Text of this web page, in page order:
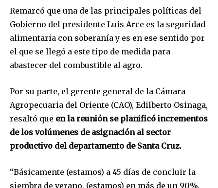
Remarcó que una de las principales políticas del
Gobierno del presidente Luis Arce es la seguridad
alimentaria con soberanía y es en ese sentido por
el que se llegó a este tipo de medida para
abastecer del combustible al agro.
Por su parte, el gerente general de la Cámara
Agropecuaria del Oriente (CAO), Edilberto Osinaga,
resaltó que en la reunión se planificó incrementos
de los volúmenes de asignación al sector
productivo del departamento de Santa Cruz.
“Básicamente (estamos) a 45 días de concluir la
siembra de verano, (estamos) en más de un 90%.